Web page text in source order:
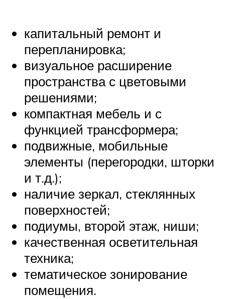
капитальный ремонт и
перепланировка;
визуальное расширение
пространства с цветовыми
решениями;
компактная мебель и с
функцией трансформера;
подвижные, мобильные
элементы (перегородки, шторки
и т.д.);
наличие зеркал, стеклянных
поверхностей;
подиумы, второй этаж, ниши;
качественная осветительная
техника;
тематическое зонирование
помещения.